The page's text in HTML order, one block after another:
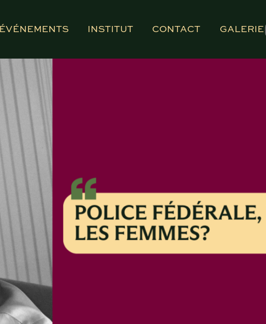
ÉVÉNEMENTS INSTITUT CONTACT GALERIE